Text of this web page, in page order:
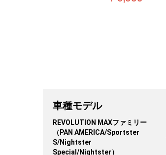
車種モデル
REVOLUTION MAXファミリー
（PAN AMERICA/Sportster
S/Nightster
Special/Nightster）